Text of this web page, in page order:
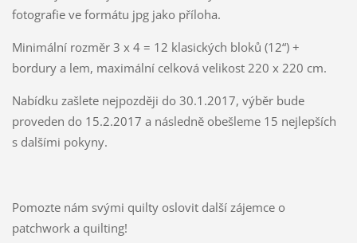
fotografie ve formátu jpg jako příloha.
Minimální rozměr 3 x 4 = 12 klasických bloků (12“) +
bordury a lem, maximální celková velikost 220 x 220 cm.
Nabídku zašlete nejpozději do 30.1.2017, výběr bude
proveden do 15.2.2017 a následně obešleme 15 nejlepších
s dalšími pokyny.
Pomozte nám svými quilty oslovit další zájemce o
patchwork a quilting!